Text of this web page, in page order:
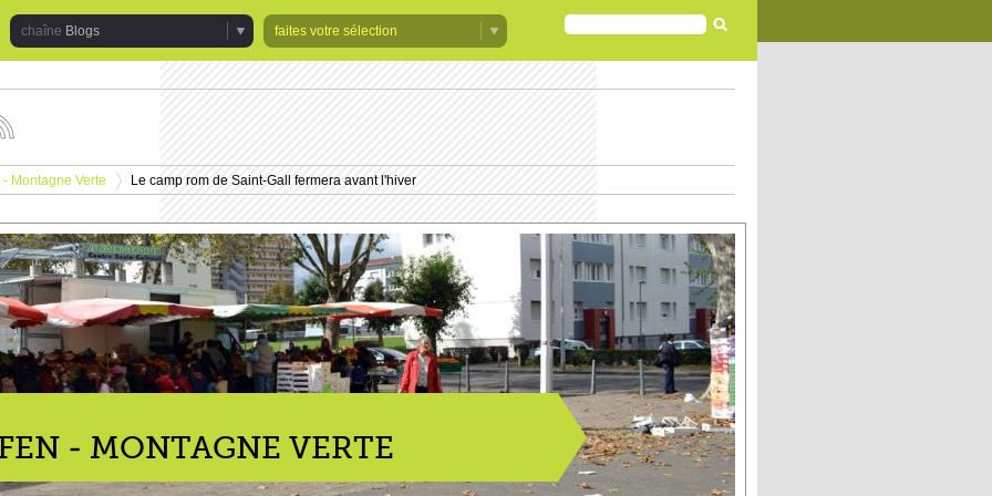
Blogs
faites votre sélection
FORMULAIRE
DE
RECHERCHE
Montagne Verte
>
Le camp rom de Saint-Gall fermera avant l'hiver
- MONTAGNE VERTE